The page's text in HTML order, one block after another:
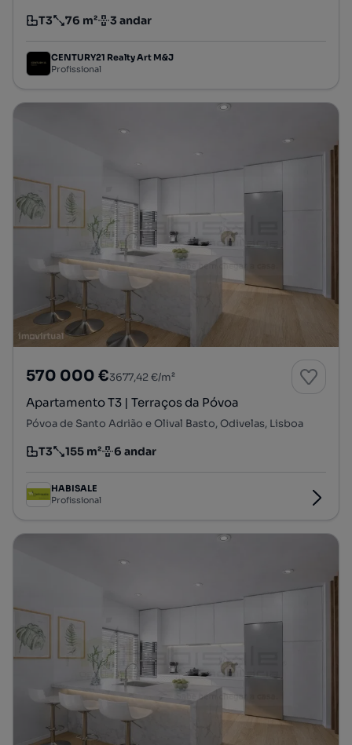
Tipologia
T3
Preço por metro quadrado
76 m²
Andar 3 andar
CENTURY21 Realty Art M&J
Profissional
570 000 €3677,42 €/m²
Apartamento T3 | Terraços da Póvoa
Póvoa de Santo Adrião e Olival Basto, Odivelas, Lisboa
Tipologia
T3
Preço por metro quadrado
155 m²
Andar 6 andar
HABISALE
Profissional